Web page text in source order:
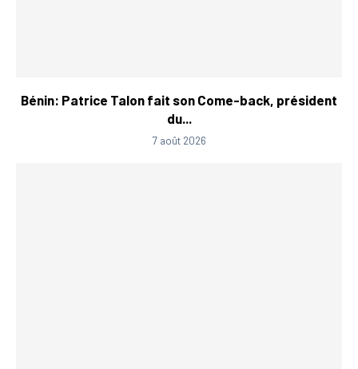
Bénin: Patrice Talon fait son Come-back, président
du...
7 août 2026